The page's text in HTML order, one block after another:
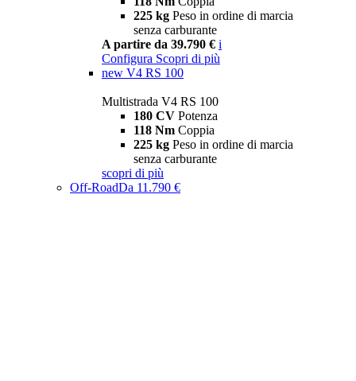
225 kg Peso in ordine di marcia
senza carburante
A partire da 39.790 € i
Configura Scopri di più
new V4 RS 100
Multistrada V4 RS 100
180 CV Potenza
118 Nm Coppia
225 kg Peso in ordine di marcia
senza carburante
scopri di più
Off-RoadDa 11.790 €